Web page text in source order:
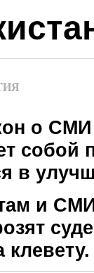
о СМИ
собой
в
и
клевету.